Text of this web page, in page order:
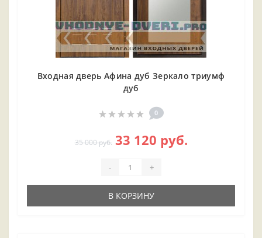
Входная дверь Афина дуб Зеркало триумф
дуб
0
35 000 руб. 33 120 руб.
- +
В КОРЗИНУ